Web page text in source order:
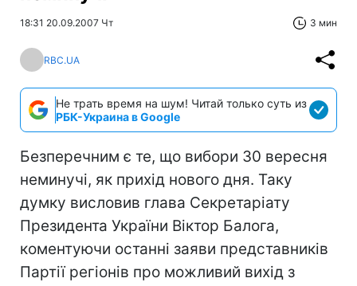
18:31 20.09.2007 Чт 3 мин
RBC.UA
Не трать время на шум! Читай только суть из
РБК-Украина в Google
Безперечним є те, що вибори 30 вересня
неминучі, як прихід нового дня. Таку
думку висловив глава Секретаріату
Президента України Віктор Балога,
коментуючи останні заяви представників
Партії регіонів про можливий вихід з